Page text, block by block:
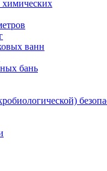
химических
ванн
бань